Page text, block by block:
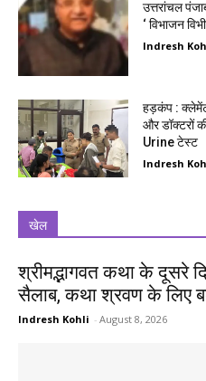
उत्तरांचल
‘ विभाजन
Indresh
हड़कंप :
और डॉक्टरों
Urine टेस्ट
Indresh
खेल
श्रीमद्भागवत कथा के दूसरे
सैलाब, कथा श्रवण के लिए
Indresh Kohli - August 8, 2026